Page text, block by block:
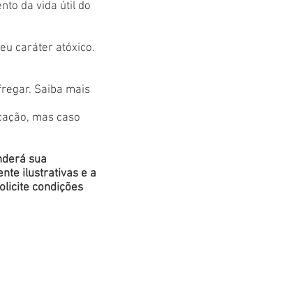
da vida útil do
caráter atóxico.
Saiba mais
mas caso
sua
ilustrativas e a
condições